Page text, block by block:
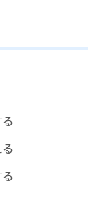
る
る
る